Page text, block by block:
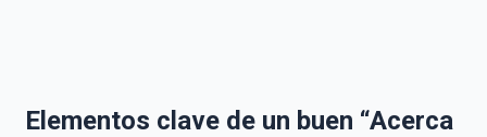
Elementos clave de un buen “Acerca